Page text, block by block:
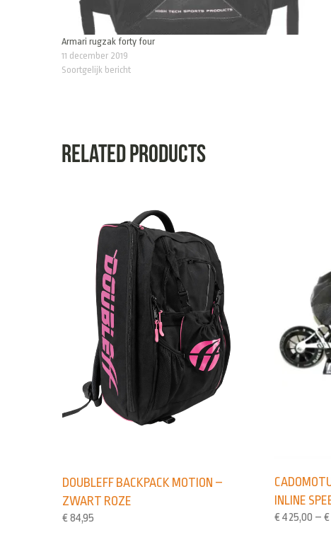
Armari rugzak forty four
11 december 2019
Soortgelijk bericht
Related products
DOUBLEFF BACKPACK MOTION –
ZWART ROZE
€ 84,95
INLINE
€ 425,00 – €